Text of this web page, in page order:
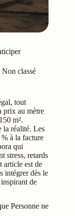
Non classé
tout
prix au mètre
m².
la réalité. Les
à la facture
qui
stress, retards
article est de
intégrer dès le
de
Personne ne